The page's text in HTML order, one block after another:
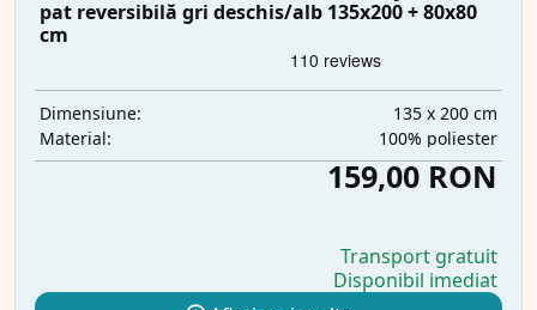
pat reversibilă gri deschis/alb 135x200 + 80x80
cm
Dimensiune:
135 x 200 cm
Material:
100% poliester
159,00 RON
Transport gratuit
Disponibil imediat